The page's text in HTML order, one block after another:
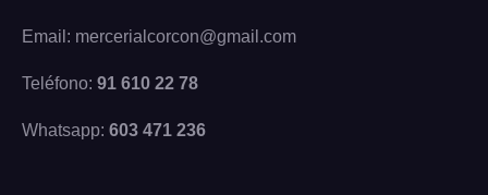
Email: mercerialcorcon@gmail.com
Teléfono: 91 610 22 78
Whatsapp: 603 471 236